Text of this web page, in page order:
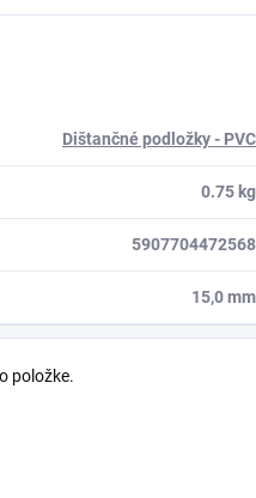
Dištančné podložky - PVC
0.75 kg
5907704472568
15,0 mm
položke.